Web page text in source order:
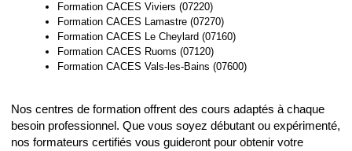
Formation CACES Viviers (07220)
Formation CACES Lamastre (07270)
Formation CACES Le Cheylard (07160)
Formation CACES Ruoms (07120)
Formation CACES Vals-les-Bains (07600)
Nos centres de formation offrent des cours adaptés à chaque
besoin professionnel. Que vous soyez débutant ou expérimenté,
nos formateurs certifiés vous guideront pour obtenir votre